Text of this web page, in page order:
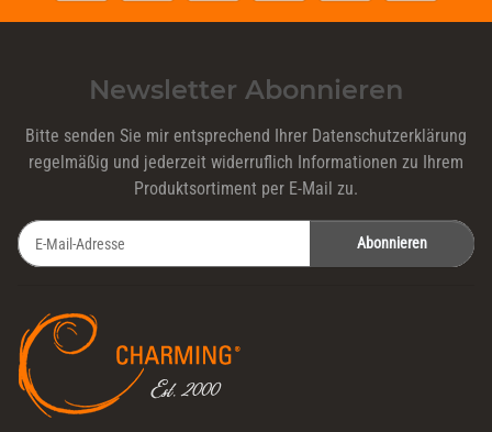
Newsletter Abonnieren
Bitte senden Sie mir entsprechend Ihrer Datenschutzerklärung
regelmäßig und jederzeit widerruflich Informationen zu Ihrem
Produktsortiment per E-Mail zu.
Abonnieren